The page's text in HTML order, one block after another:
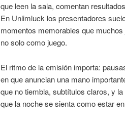
que leen la sala, comentan
En Unlimluck los presentadores
momentos memorables que
no solo como juego.
El ritmo de la emisión importa:
en que anuncian una mano
que no tiembla, subtítulos claros, y
que la noche se sienta como estar